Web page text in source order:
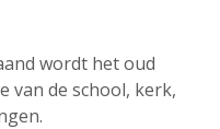
wordt het oud
van de school, kerk,